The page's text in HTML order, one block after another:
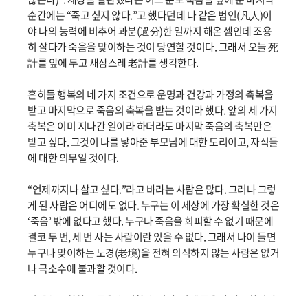
순간에는 “죽고 싶지 않다.”고 했다던데 나 같은 범인(凡人)이
야 나의 능력에 비추어 과분(過分)한 일까지 해온 셈인데 조용
히 살다가 죽음을 맞이하는 것이 당연할 것이다. 그래서 오늘 死
計를 앞에 두고 새삼스레 老計를 생각한다.
흔히들 행복의 네 가지 조건으로 운명과 건강과 가정의 축복을
받고 마지막으로 죽음의 축복을 받는 것이라 했다. 앞의 세 가지
축복은 이미 지나간 일이라 하더라도 마지막 죽음의 축복만은
받고 싶다. 그것이 나를 낳아준 부모님에 대한 도리이고, 자식들
에 대한 의무일 것이다.
“언제까지나 살고 싶다.”라고 바라는 사람은 많다. 그러나 그렇
게 된 사람은 어디에도 없다. 누구는 이 세상에 가장 확실한 것은
‘죽음’ 밖에 없다고 했다. 누구나 죽음을 회피할 수 없기 때문에
결코 두 번, 세 번 사는 사람이란 있을 수 없다. 그래서 나이 들면
누구나 맞이하는 노경(老境)을 전혀 의식하지 않는 사람은 없거
나 극소수에 불과할 것이다.